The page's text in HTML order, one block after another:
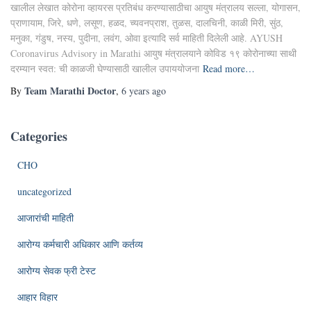
खालील लेखात कोरोना व्हायरस प्रतिबंध करण्यासाठीचा आयुष मंत्रालय सल्ला, योगासन,
प्राणायाम, जिरे, धणे, लसूण, हळद, च्यवनप्राश, तुळस, दालचिनी, काळी मिरी, सुंठ,
मनुका, गंडुष, नस्य, पुदीना, लवंग, ओवा इत्यादि सर्व माहिती दिलेली आहे. AYUSH
Coronavirus Advisory in Marathi आयुष मंत्रालयाने कोविड १९ कोरोनाच्या साथी
दरम्यान स्वत: ची काळजी घेण्यासाठी खालील उपाययोजना Read more…
By Team Marathi Doctor, 6 years ago
Categories
CHO
uncategorized
आजारांची माहिती
आरोग्य कर्मचारी अधिकार आणि कर्तव्य
आरोग्य सेवक फ्री टेस्ट
आहार विहार